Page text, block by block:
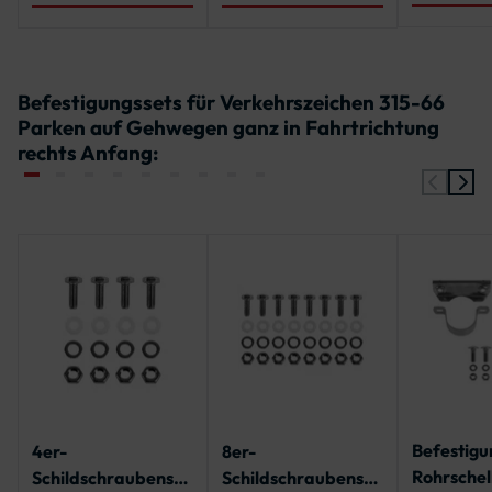
Befestigungssets für Verkehrszeichen 315-66
Parken auf Gehwegen ganz in Fahrtrichtung
rechts Anfang:
4er-
Schildschraubenset
8er-
Schildschraubenset